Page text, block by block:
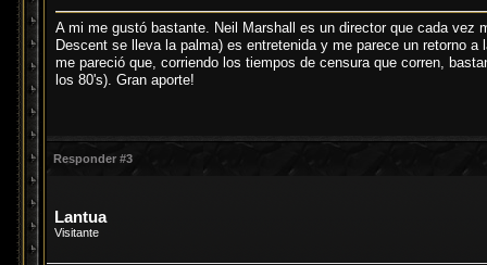
A mi me gustó bastante. Neil Marshall es un director que cada
Descent se lleva la palma) es entretenida y me parece un retorno
me pareció que, corriendo los tiempos de censura que corren,
los 80's). Gran aporte!
Responder #3
Lantua
Visitante